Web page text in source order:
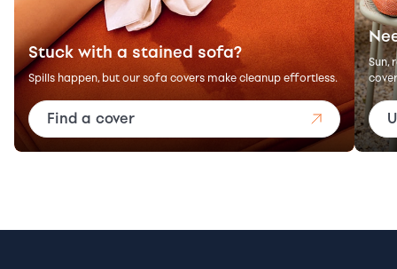
Stuck with a stained sofa?
Spills happen, but our sofa covers make cleanup effortless.
Find a cover
Sun,